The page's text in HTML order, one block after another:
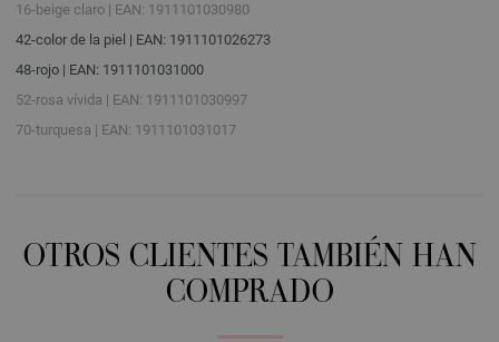
16-beige claro | EAN: 1911101030980
42-color de la piel | EAN: 1911101026273
48-rojo | EAN: 1911101031000
52-rosa vívida | EAN: 1911101030997
70-turquesa | EAN: 1911101031017
OTROS CLIENTES TAMBIÉN HAN
COMPRADO